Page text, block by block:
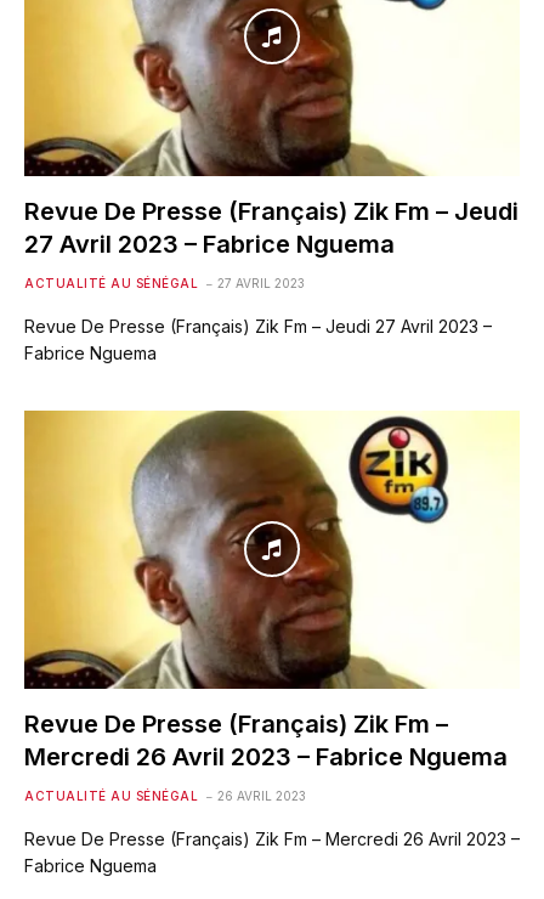
Revue De Presse (Français) Zik Fm – Jeudi
27 Avril 2023 – Fabrice Nguema
ACTUALITÉ AU SÉNÉGAL 27 AVRIL 2023
Revue De Presse (Français) Zik Fm – Jeudi 27 Avril 2023 –
Fabrice Nguema
Revue De Presse (Français) Zik Fm –
Mercredi 26 Avril 2023 – Fabrice Nguema
ACTUALITÉ AU SÉNÉGAL 26 AVRIL 2023
Revue De Presse (Français) Zik Fm – Mercredi 26 Avril 2023 –
Fabrice Nguema